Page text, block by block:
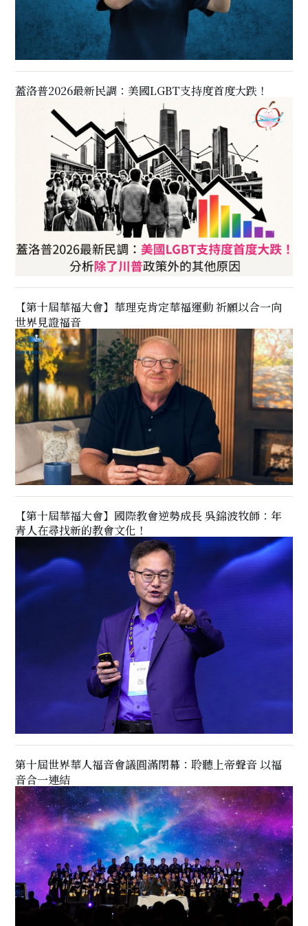
蓋洛普2026最新民調：美國LGBT支持度首度大跌！
【第十屆華福大會】華理克肯定華福運動 祈願以合一向
世界見證福音
【第十屆華福大會】國際教會逆勢成長 吳錦波牧師：年
青人在尋找新的教會文化！
第十屆世界華人福音會議圓滿閉幕：聆聽上帝聲音 以福
音合一連結